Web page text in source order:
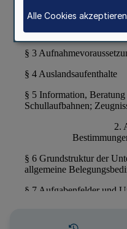
Alle Cookies akzeptieren